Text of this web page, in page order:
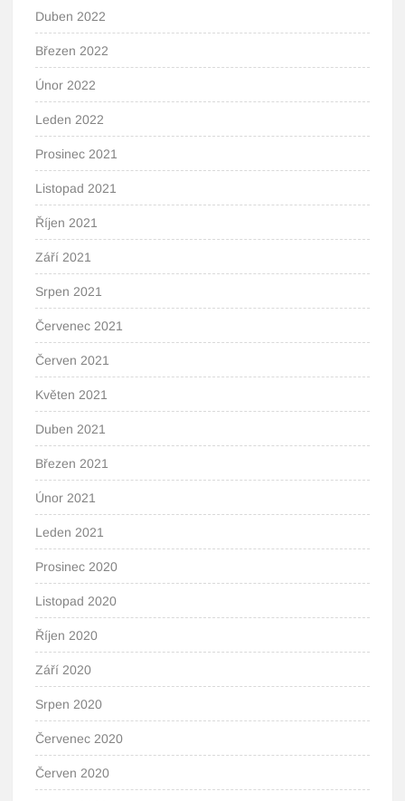
Duben 2022
Březen 2022
Únor 2022
Leden 2022
Prosinec 2021
Listopad 2021
Říjen 2021
Září 2021
Srpen 2021
Červenec 2021
Červen 2021
Květen 2021
Duben 2021
Březen 2021
Únor 2021
Leden 2021
Prosinec 2020
Listopad 2020
Říjen 2020
Září 2020
Srpen 2020
Červenec 2020
Červen 2020